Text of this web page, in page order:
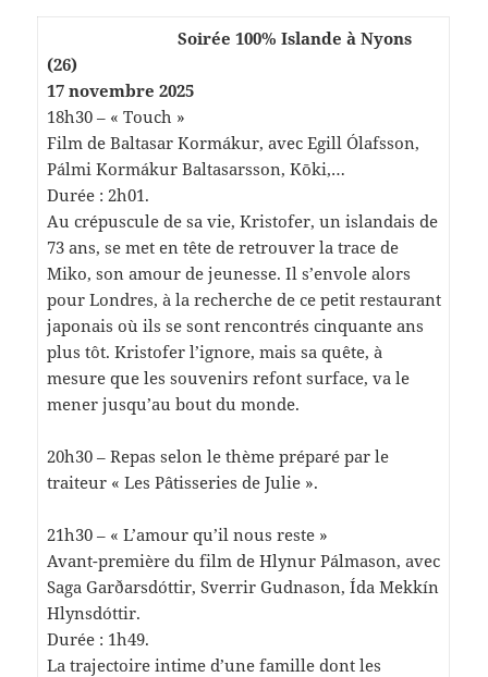
Soirée 100% Islande à Nyons
(26)
17 novembre 2025
18h30 – « Touch »
Film de Baltasar Kormákur, avec Egill Ólafsson,
Pálmi Kormákur Baltasarsson, Kōki,…
Durée : 2h01.
Au crépuscule de sa vie, Kristofer, un islandais de
73 ans, se met en tête de retrouver la trace de
Miko, son amour de jeunesse. Il s’envole alors
pour Londres, à la recherche de ce petit restaurant
japonais où ils se sont rencontrés cinquante ans
plus tôt. Kristofer l’ignore, mais sa quête, à
mesure que les souvenirs refont surface, va le
mener jusqu’au bout du monde.
20h30 – Repas selon le thème préparé par le
traiteur « Les Pâtisseries de Julie ».
21h30 – « L’amour qu’il nous reste »
Avant-première du film de Hlynur Pálmason, avec
Saga Garðarsdóttir, Sverrir Gudnason, Ída Mekkín
Hlynsdóttir.
Durée : 1h49.
La trajectoire intime d’une famille dont les